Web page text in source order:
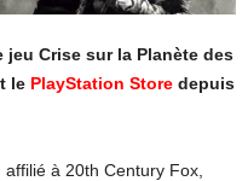
Crise sur la Planète des
le PlayStation Store depuis
à 20th Century Fox,